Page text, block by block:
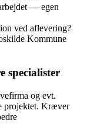
— egen
ved aflevering?
Kommune
specialister
og evt.
projektet. Kræver